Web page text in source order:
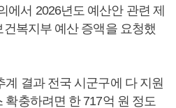
에서 2026년도 예산안 관련 제
복지부 예산 증액을 요청했
계 결과 전국 시군구에 다 지원
확충하려면 한 717억 원 정도